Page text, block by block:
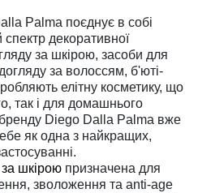
Palma поєднує в собі
декоративної
за шкірою, засоби для
за волоссям, б'юті-
елітну косметику, що
так і для домашнього
Diego Dalla Palma вже
як одна з найкращих,
шкірою призначена для
зволоження та anti-age